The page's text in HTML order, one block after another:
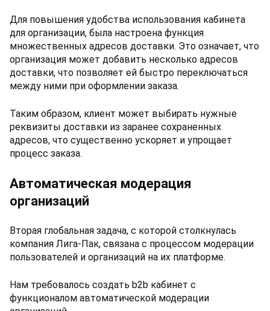
Для повышения удобства использования кабинета
для организации, была настроена функция
множественных адресов доставки. Это означает, что
организация может добавить несколько адресов
доставки, что позволяет ей быстро переключаться
между ними при оформлении заказа.
Таким образом, клиент может выбирать нужные
реквизиты доставки из заранее сохраненных
адресов, что существенно ускоряет и упрощает
процесс заказа.
Автоматическая модерация
организаций
Вторая глобальная задача, с которой столкнулась
компания Лига-Пак, связана с процессом модерации
пользователей и организаций на их платформе.
Нам требовалось создать b2b кабинет с
функционалом автоматической модерации